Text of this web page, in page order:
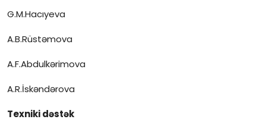
G.M.Hacıyeva
A.B.Rüstəmova
A.F.Abdulkərimova
A.R.İskəndərova
Texniki dəstək